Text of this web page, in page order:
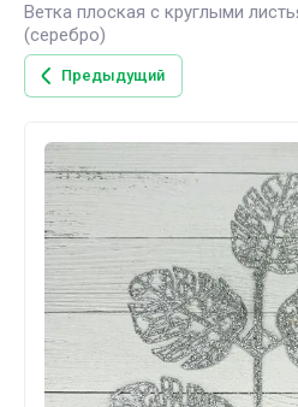
Ветка плоская с круглыми
(серебро)
Предыдущий